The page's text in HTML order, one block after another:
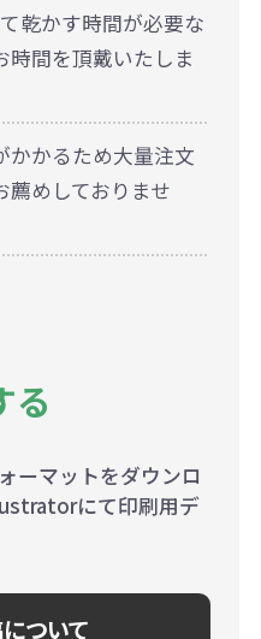
乾かす時間が必要な
時間を頂戴いたしま
かかるため大量注文
薦めしておりませ
る
ーマットをダウンロ
にて印刷用デ
ついて